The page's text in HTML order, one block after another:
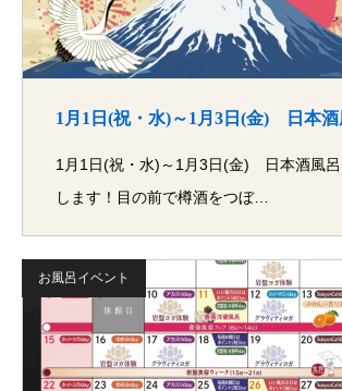
1月1日(祝・水)～1月3日(金) 日本酒
1月1日(祝・水)～1月3日(金) 日本酒風
します！目の前で樽酒をつぼ…
お風呂イベント